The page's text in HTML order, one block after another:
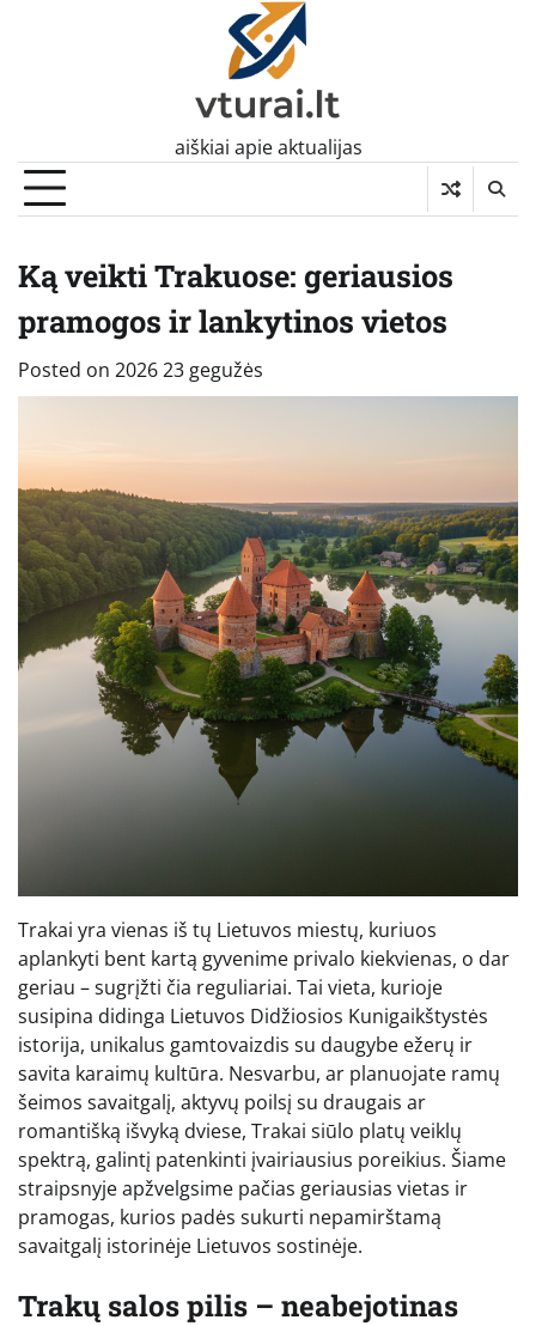
aiškiai apie aktualijas
Ką veikti Trakuose: geriausios
pramogos ir lankytinos vietos
Posted on 2026 23 gegužės
Trakai yra vienas iš tų Lietuvos miestų, kuriuos
aplankyti bent kartą gyvenime privalo kiekvienas, o dar
geriau – sugrįžti čia reguliariai. Tai vieta, kurioje
susipina didinga Lietuvos Didžiosios Kunigaikštystės
istorija, unikalus gamtovaizdis su daugybe ežerų ir
savita karaimų kultūra. Nesvarbu, ar planuojate ramų
šeimos savaitgalį, aktyvų poilsį su draugais ar
romantišką išvyką dviese, Trakai siūlo platų veiklų
spektrą, galintį patenkinti įvairiausius poreikius. Šiame
straipsnyje apžvelgsime pačias geriausias vietas ir
pramogas, kurios padės sukurti nepamirštamą
savaitgalį istorinėje Lietuvos sostinėje.
Trakų salos pilis – neabejotinas